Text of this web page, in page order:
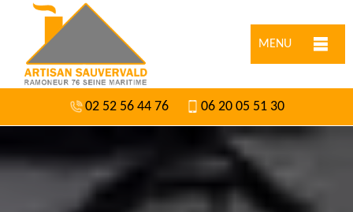
MENU
02 52 56 44 76 06 20 05 51 30